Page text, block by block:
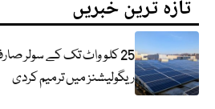
تازہ ترین خبریں
25 کلو واٹ تک کے سولر
ریگولیشنز میں ترمیم کردی